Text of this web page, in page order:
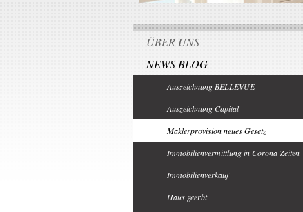
ÜBER UNS
NEWS BLOG
Auszeichnung BELLEVUE
Auszeichnung Capital
Maklerprovision neues Gesetz
Immobilienvermittlung in Corona Zeiten
Immobilienverkauf
Haus geerbt